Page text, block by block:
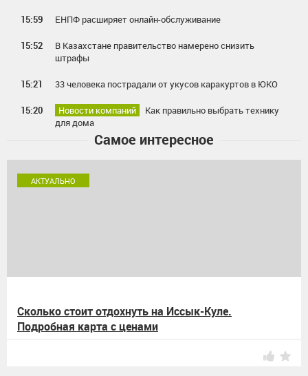
15:59 ЕНПФ расширяет онлайн-обслуживание
15:52
В Казахстане правительство намерено снизить
штрафы
15:21 33 человека пострадали от укусов каракуртов в ЮКО
15:20 Новости компаний
Как правильно выбрать технику
для дома
Самое интересное
АКТУАЛЬНО
Сколько стоит отдохнуть на Иссык-Куле.
Подробная карта с ценами